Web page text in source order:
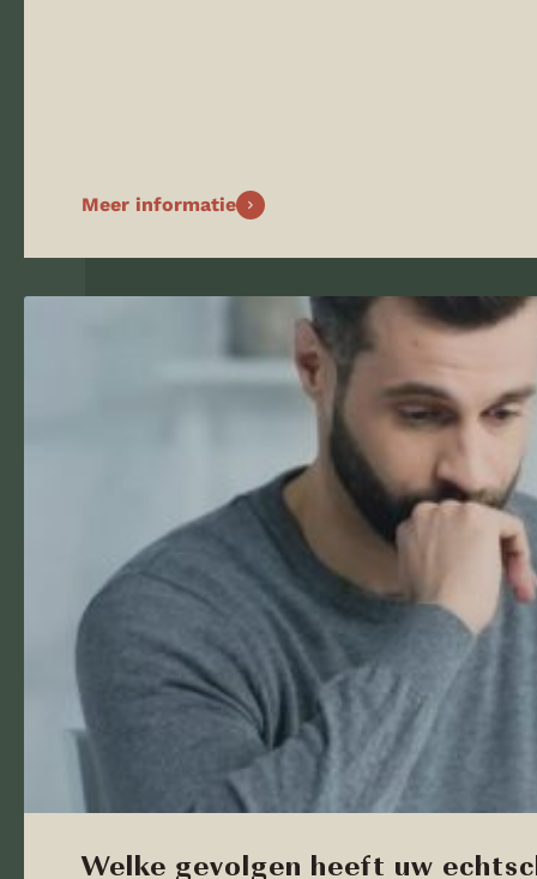
Meer informatie
Welke gevolgen heeft uw